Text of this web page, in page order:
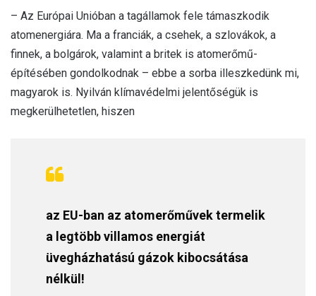
– Az Európai Unióban a tagállamok fele támaszkodik
atomenergiára. Ma a franciák, a csehek, a szlovákok, a
finnek, a bolgárok, valamint a britek is atomerőmű-
építésében gondolkodnak – ebbe a sorba illeszkedünk mi,
magyarok is. Nyilván klímavédelmi jelentőségük is
megkerülhetetlen, hiszen
az EU-ban az atomerőművek termelik
a legtöbb villamos energiát
üvegházhatású gázok kibocsátása
nélkül!